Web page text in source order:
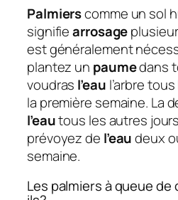
Palmierscomme un sol
signifiearrosage
est généralement
plantez un paumedans
voudras l’eau l’arbre
la première semaine. La
l’eautous les autres
prévoyez de l’eaudeux
semaine.
Les palmiers à queue